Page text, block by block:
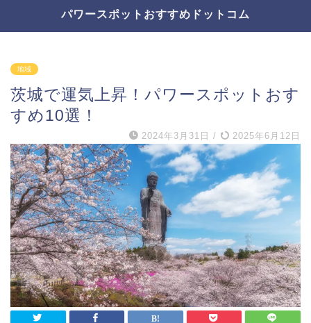
パワースポットおすすめドットコム
地域
茨城で運気上昇！パワースポットおす
すめ10選！
2024年3月31日 / 2025年6月12日